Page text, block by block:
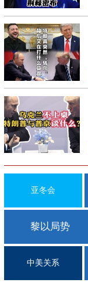
亚冬会
黎以局势
中美关系